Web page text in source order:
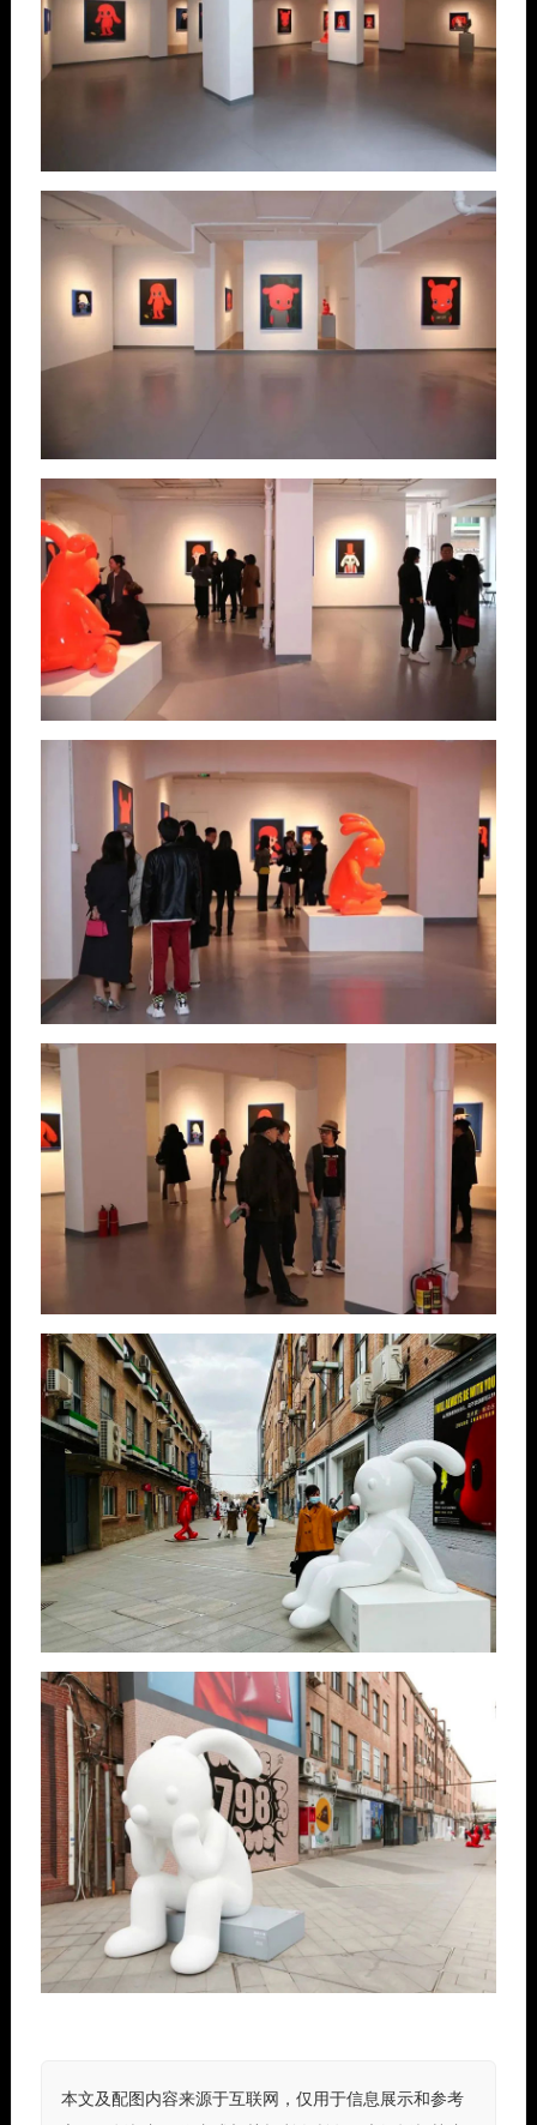
本文及配图内容来源于互联网，仅用于信息展示和参考